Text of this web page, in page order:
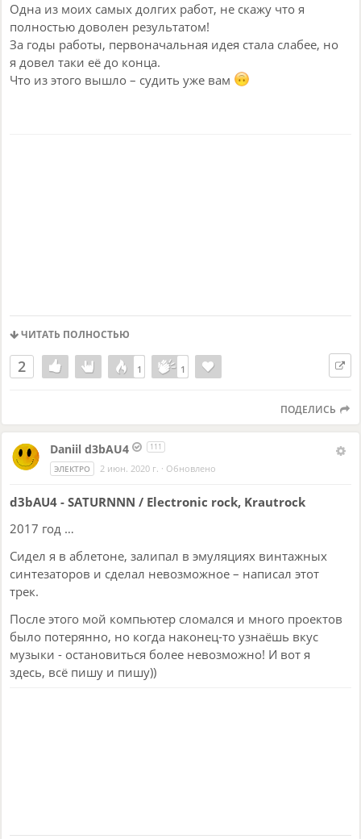
Одна из моих самых долгих работ, не скажу что я
полностью доволен результатом!
За годы работы, первоначальная идея стала слабее, но
я довел таки её до конца.
Что из этого вышло – судить уже вам
ЧИТАТЬ ПОЛНОСТЬЮ
2 11 11
ПОДЕЛИСЬ
Daniil d3bAU4 111
ЭЛЕКТРО 2 июн. 2020 г. · Обновлено
d3bAU4 - SATURNNN / Electronic rock, Krautrock
2017 год …
Сидел я в аблетоне, залипал в эмуляциях винтажных
синтезаторов и сделал невозможное – написал этот
трек.
После этого мой компьютер сломался и много проектов
было потерянно, но когда наконец-то узнаёшь вкус
музыки - остановиться более невозможно! И вот я
здесь, всё пишу и пишу))